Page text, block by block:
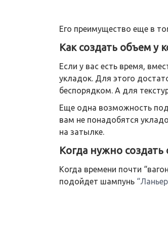
Его преимущество еще в
Как создать объем у
Если у вас есть время,
укладок. Для этого
беспорядком. А для
Еще одна возможность
вам не понадобятся
на затылке.
Когда нужно
Когда времени почти
подойдет шампунь